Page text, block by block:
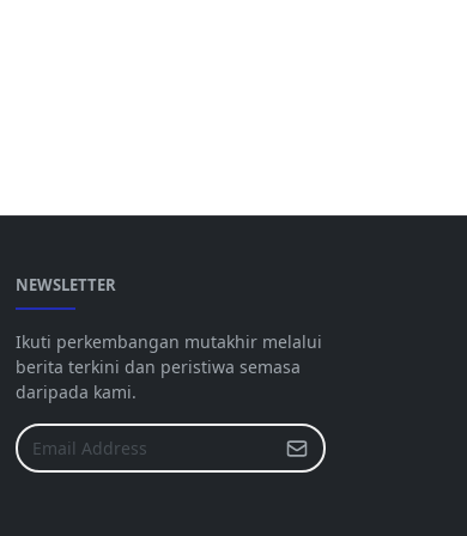
NEWSLETTER
Ikuti perkembangan mutakhir melalui
berita terkini dan peristiwa semasa
daripada kami.